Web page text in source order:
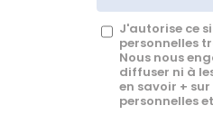
Message
J'autorise ce
personnelles
Nous nous
diffuser ni à
en savoir +
personnelles